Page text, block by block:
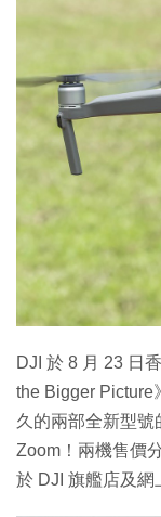
EduTech
IT Times
生成式AI與雲端應用
Enterprise Digital
DJI 於 8 月 23 日
the Bigger Picture
久的兩部全新型號
Zoom！兩機售價
於 DJI 旗艦店及網